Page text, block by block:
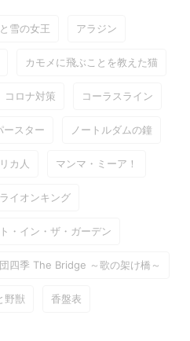
雪の女王 アラジン
カモメに飛ぶことを教えた猫
コロナ対策 コーラスライン
ースター ノートルダムの鐘
カ人 マンマ・ミーア！
ライオンキング
・イン・ザ・ガーデン
四季 The Bridge ～歌の架け橋～
野獣 香盤表